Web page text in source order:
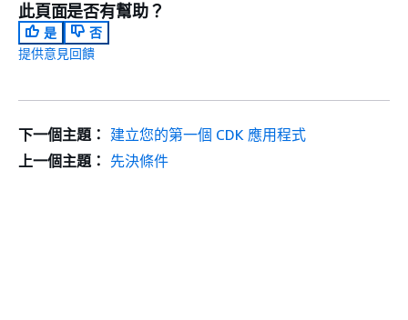
此頁面是否有幫助？
是
否
提供意見回饋
下一個主題： 建立您的第一個 CDK 應用程式
上一個主題： 先決條件